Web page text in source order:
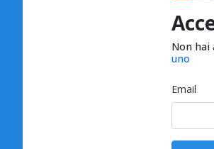
Non hai
uno
Email